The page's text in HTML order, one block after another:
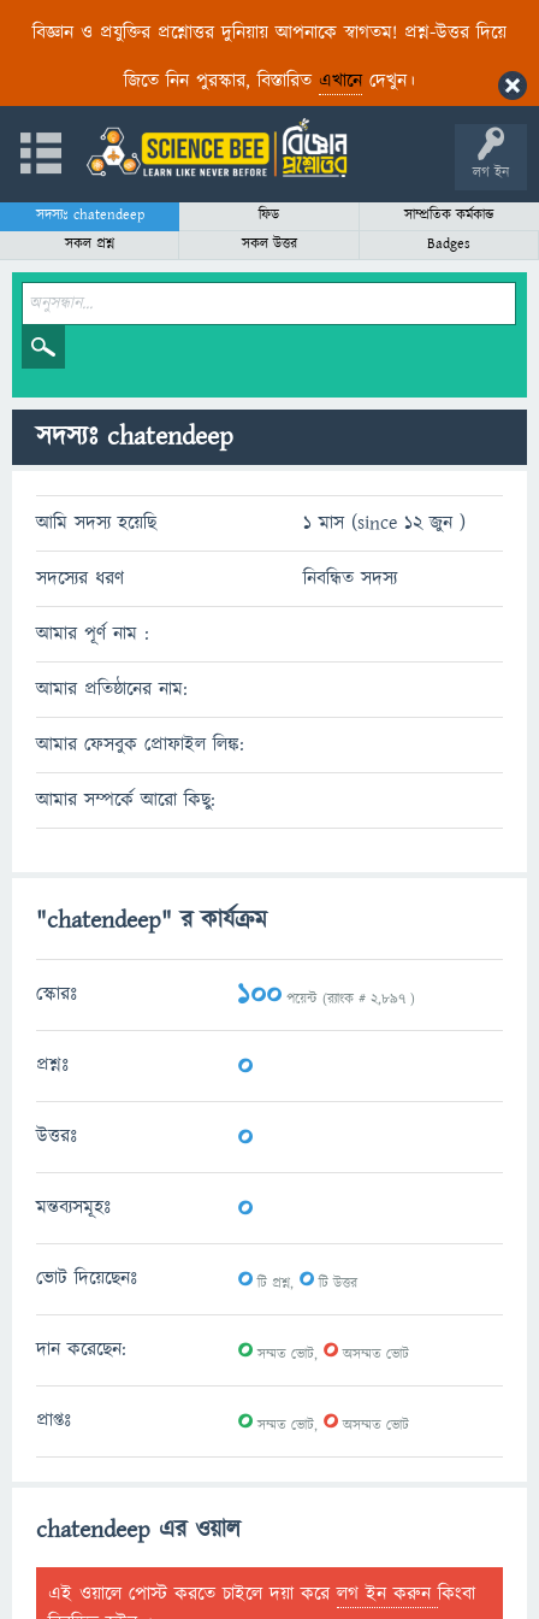
বিজ্ঞান ও প্রযুক্তির প্রশ্নোত্তর দুনিয়ায় আপনাকে স্বাগতম! প্রশ্ন-উত্তর দিয়ে
জিতে নিন পুরস্কার, বিস্তারিত এখানেদেখুন।
লগ ইন
সদস্যঃ chatendeep ফিড
সাম্প্রতিক কর্মকান্ড
সকল প্রশ্ন
সকল উত্তর Badges
সদস্যঃ chatendeep
আমি সদস্য হয়েছি 1 মাস (since 12 জুন )
সদস্যের ধরণ নিবন্ধিত সদস্য
আমার পূর্ণ নাম :
আমার প্রতিষ্ঠানের নাম:
আমার ফেসবুক প্রোফাইল লিঙ্ক:
আমার সম্পর্কে আরো কিছু:
"chatendeep" র কার্যক্রম
স্কোরঃ 100 পয়েন্ট (র‌্যাংক # 2,897 )
প্রশ্নঃ 0
উত্তরঃ 0
মন্তব্যসমূহঃ 0
ভোট দিয়েছেনঃ 0টি প্রশ্ন, 0টি উত্তর
দান করেছেন: 0সম্মত ভোট, 0অসম্মত ভোট
প্রাপ্তঃ 0সম্মত ভোট, 0অসম্মত ভোট
chatendeep এর ওয়াল
এই ওয়ালে পোস্ট করতে চাইলে দয়া করেলগ ইন করুনকিংবা